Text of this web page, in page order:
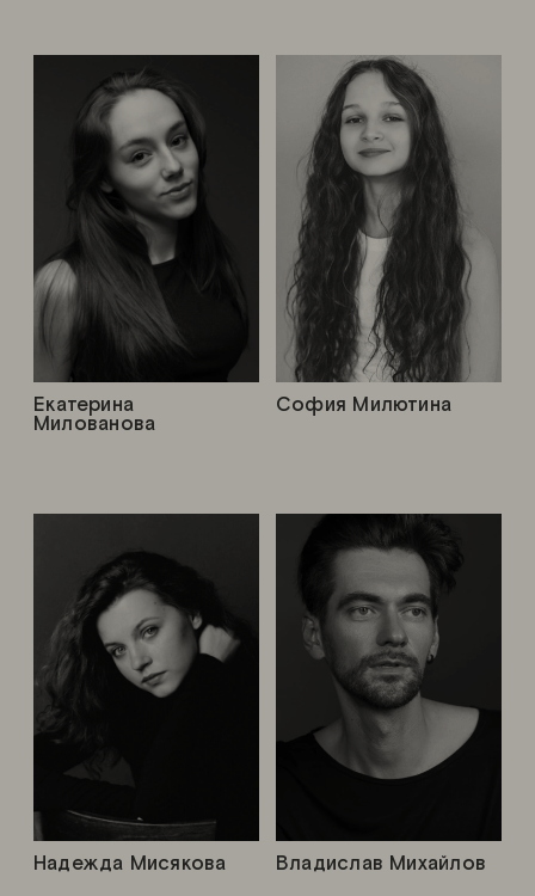
Надежда Мисякова Владислав Михайлов
София Милютина
Екатерина
Милованова